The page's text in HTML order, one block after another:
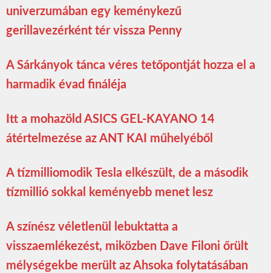
univerzumában egy keménykezű
gerillavezérként tér vissza Penny
A Sárkányok tánca véres tetőpontját hozza el a
harmadik évad fináléja
Itt a mohazöld ASICS GEL-KAYANO 14
átértelmezése az ANT KAI műhelyéből
A tízmilliomodik Tesla elkészült, de a második
tízmillió sokkal keményebb menet lesz
A színész véletlenül lebuktatta a
visszaemlékezést, miközben Dave Filoni őrült
mélységekbe merült az Ahsoka folytatásában